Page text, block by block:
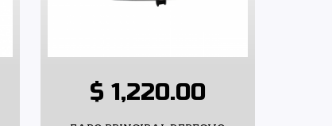
$ 1,220.00